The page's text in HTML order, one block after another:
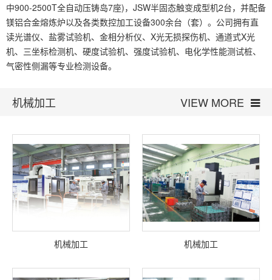
中900-2500T全自动压铸岛7座)，JSW半固态触变成型机2台，并配备
镁铝合金熔炼炉以及各类数控加工设备300余台（套）。公司拥有直
读光谱仪、盐雾试验机、金相分析仪、X光无损探伤机、通道式X光
机、三坐标检测机、硬度试验机、强度试验机、电化学性能测试桩、
气密性侧漏等专业检测设备。
机械加工 VIEW MORE
机械加工 机械加工